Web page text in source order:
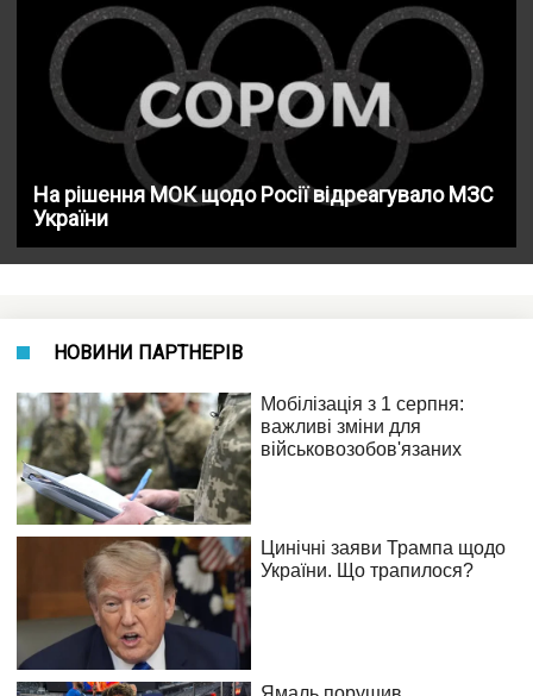
На рішення МОК щодо Росії відреагувало МЗС
України
НОВИНИ ПАРТНЕРІВ